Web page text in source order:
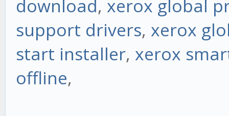
download, xerox global
support drivers, xerox
start installer, xerox
offline,